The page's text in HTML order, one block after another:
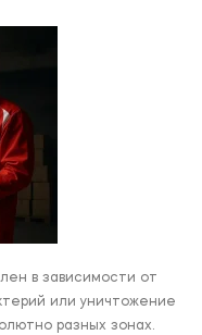
в зависимости от
или уничтожение
разных зонах.